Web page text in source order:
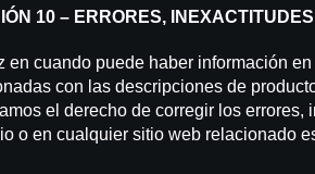
10 – ERRORES,
en cuando puede haber información
con las descripciones de
el derecho de corregir los
o en cualquier sitio web relacionado